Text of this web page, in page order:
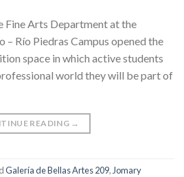
Fine Arts Department at the
Río Piedras Campus opened the
space in which active students
world they will be part of
READING →
Galería de Bellas Artes 209,Jomary